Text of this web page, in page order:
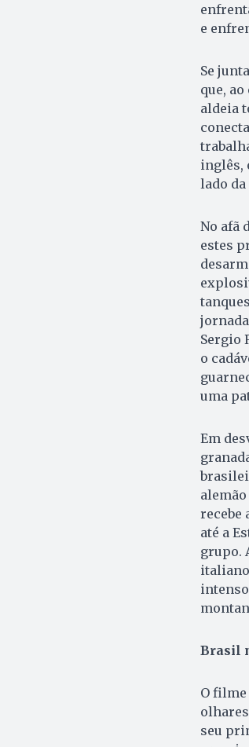
e
Se
que,
aldeia
inglês,
lado
No afã
estes
Sergio
o
uma
Em
recebe
até a
grupo.
Brasil
O
seu